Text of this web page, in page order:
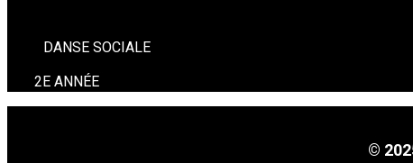
DANSE SOCIALE
2E ANNÉE
©